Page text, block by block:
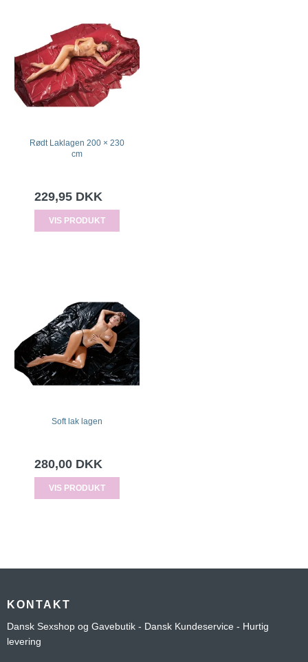
Rødt Laklagen 200 × 230
cm
229,95 DKK
VIS PRODUKT
Soft lak lagen
280,00 DKK
VIS PRODUKT
KONTAKT
Dansk Sexshop og Gavebutik - Dansk Kundeservice - Hurtig
levering